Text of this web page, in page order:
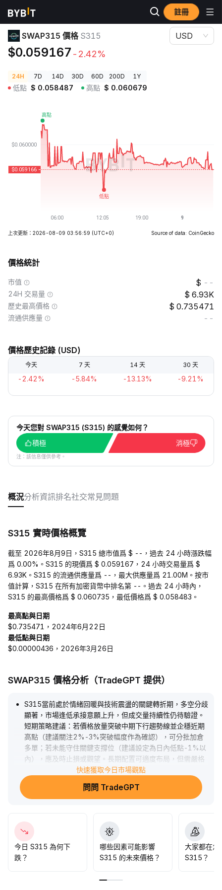
註冊
加密貨幣價格
SWAP315 價格 S315
$0.059167 -2.42%
USD
24H 7D 14D 30D 60D 200D 1Y
低點 $ 0.058487 高點 $ 0.060679
上次更新：2026-08-09 03:56:59 (UTC+0) Source of data: CoinGecko
價格統計
市值 --
24H 交易量 6.93K
歷史最高價格 0.735471
流通供應量 --
價格歷史記錄 (USD)
今天 7 天 14 天 30 天
-2.42% -5.84% -13.13% -9.21%
今天您對 SWAP315 (S315) 的感覺如何？
積極
消極
注：該信息僅供參考。
概況分析資訊排名社交常見問題
S315 實時價格概覽
截至 2026年8月9日，S315 總市值爲 $ --，過去 24 小時漲跌幅
爲 0.00%。S315 的現價爲 $ 0.059167，24 小時交易量爲 $
6.93K。S315 的流通供應量爲 --，最大供應量爲 21.00M。按市
值計算，S315 在所有加密貨幣中排名第 --。過去 24 小時內，
S315 的最高價格爲 $ 0.060735，最低價格爲 $ 0.058483。
最高點與日期
$0.735471，2024年6月22日
最低點與日期
$0.00000436，2026年3月26日
SWAP315 價格分析（TradeGPT 提供）
S315當前處於情緒回暖與技術震盪的關鍵轉折期，多空分歧
顯著，市場逢低承接意願上升，但成交量持續性仍待驗證。
短期策略建議：若價格放量突破中期下行趨勢線並企穩近期
高點（建議關注2%-3%突破幅度作為確認），可分批加倉
多單；若未能守住關鍵支撐位（建議設定為日內低點-1%以
內），應及時止損或觀望。長期配置可適度布局，但需嚴格
控制倉位與風險曝險，以應對潛在回撤。整體上，當前以審
慎參與、靈活調整為宜，密切追蹤情緒與技術面共振訊號。
快速獲取今日市場觀點
問問 TradeGPT
今日 S315 為何下
跌？
哪些因素可能影響
S315 的未來價格？
大家都在怎
S315？